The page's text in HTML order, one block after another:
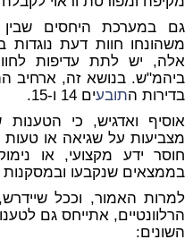
גם במערכת היחסים
משהונחו חוות דעת
אלה, יש לתת עדיפות
ביהמ"ש. בנושא זה, ארחיב
בדירות התובעים 14 ו-15.
אוסיף ואדגיש, כי הטענות
מצביעות על שגיאה או
חוסר ידע מקצועי, או
בממצאים שנקבעו ובמסקנות
למרות האמור, וככל
הרלוונטיים, אתייחס גם
השונים: